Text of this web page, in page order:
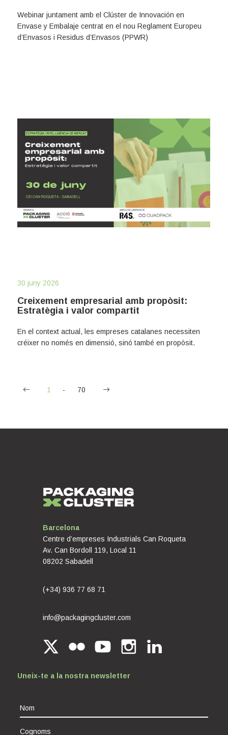
Webinar juntament amb el Clúster de Innovación en
Envase y Embalaje centrat en el nou Reglament Europeu
d’Envasos i Residus d’Envasos (PPWR)
Creixement empresarial amb propòsit:
Estratègia i valor compartit
30 juny 2026
En el context actual, les empreses catalanes necessiten
créixer no només en dimensió, sinó també en propòsit.
« 1 70 »
Barcelona
Centre d’empreses Industrials Can Roqueta
Av. Can Bordoll 119, Local 11
08202 Sabadell
(+34) 936 77 68 71
info@packagingcluster.com
Uneix-te a la nostra newsletter